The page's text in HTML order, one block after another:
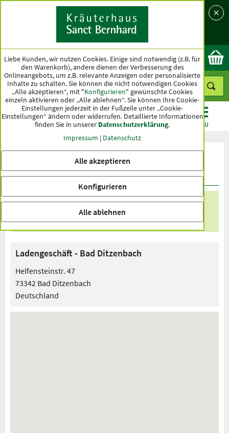
Land
Ok
KATEGORIEN ANGEBOTE TOPSELLER MENÜ
Anfahrt - Ladengeschäft - Bad
Ditzenbach
Ladengeschäft - Bad Ditzenbach
Ladengeschäft - Göppingen
Ladengeschäft - Bad Ditzenbach
Helfensteinstr. 47
73342 Bad Ditzenbach
Deutschland
Liebe Kunden, wir nutzen Cookies. Einige sind notwendig (z.B. für
den Warenkorb), andere dienen der Verbesserung des
Onlineangebots, um z.B. relevante Anzeigen oder personalisierte
Inhalte zu schalten. Sie können die nicht notwendigen Cookies
„Alle akzeptieren“, mit "Konfigurieren" gewünschte Cookies
einzeln aktivieren oder „Alle ablehnen“. Sie können Ihre Cookie-
Einstellungen jederzeit in der Fußzeile unter „Cookie-
Einstellungen“ ändern oder widerrufen. Detaillierte Informationen
finden Sie in unserer Datenschutzerklärung.
Impressum | Datenschutz
Alle akzeptieren
Konfigurieren
Alle ablehnen